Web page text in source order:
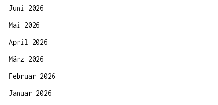
Juni 2026
Mai 2026
April 2026
März 2026
Februar 2026
Januar 2026